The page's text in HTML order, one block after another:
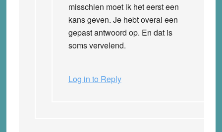
misschien moet ik het eerst een
kans geven. Je hebt overal een
gepast antwoord op. En dat is
soms vervelend.
Log in to Reply